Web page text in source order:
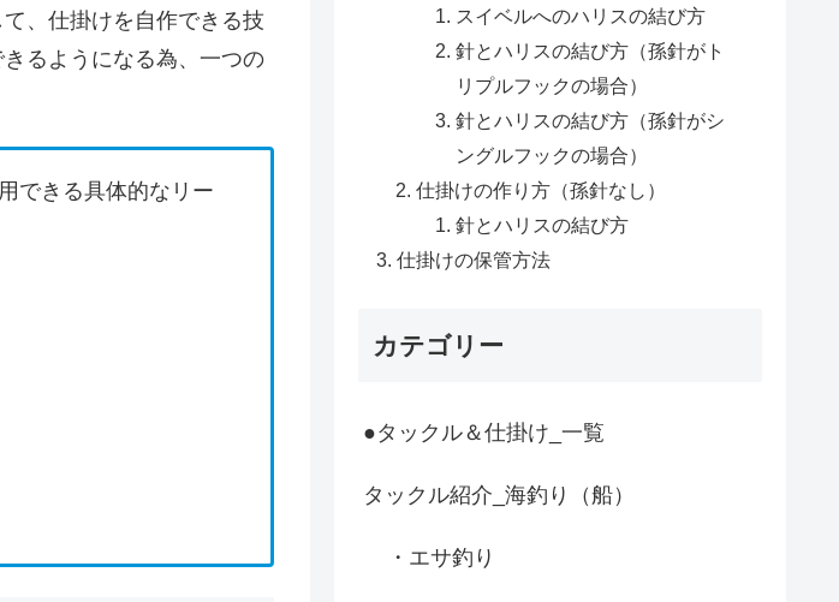
、仕掛けを自作できる技
るようになる為、一つの
できる具体的なリー
スイベルへのハリスの結び方
針とハリスの結び方（孫針がト
リプルフックの場合）
針とハリスの結び方（孫針がシ
ングルフックの場合）
仕掛けの作り方（孫針なし）
針とハリスの結び方
仕掛けの保管方法
カテゴリー
●タックル＆仕掛け_一覧
タックル紹介_海釣り（船）
・エサ釣り